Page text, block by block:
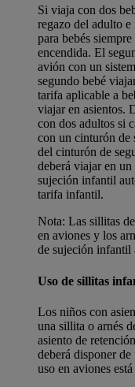
Si viaja con dos
regazo del adulto
para bebés
encendida. El
avión con un
segundo bebé
tarifa aplicable a
viajar en asientos.
con dos adultos si
con un cinturón de
del cinturón de
deberá viajar en
sujeción infantil
tarifa infantil.
Nota: Las sillitas
en aviones y los
de sujeción infantil
Uso de sillitas
Los niños con
una sillita o arnés
asiento de
deberá disponer
uso en aviones